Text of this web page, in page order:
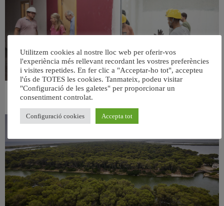
València ultima el nou centre per a persones majors del barri de Sant Antoni
Utilitzem cookies al nostre lloc web per oferir-vos
l'experiència més rellevant recordant les vostres preferències
i visites repetides. En fer clic a "Acceptar-ho tot", accepteu
l'ús de TOTES les cookies. Tanmateix, podeu visitar
"Configuració de les galetes" per proporcionar un
consentiment controlat.
Configuració cookies Accepta tot